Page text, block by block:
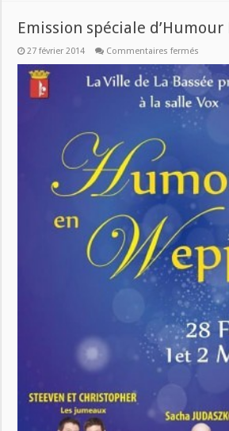
Emission spéciale d’Humour
27 février 2014 Commentaires fermés
spéciale
Plus